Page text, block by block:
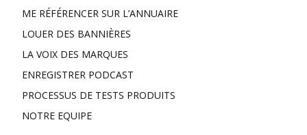
ME RÉFÉRENCER SUR L’ANNUAIRE
LOUER DES BANNIÈRES
LA VOIX DES MARQUES
ENREGISTRER PODCAST
PROCESSUS DE TESTS PRODUITS
NOTRE EQUIPE